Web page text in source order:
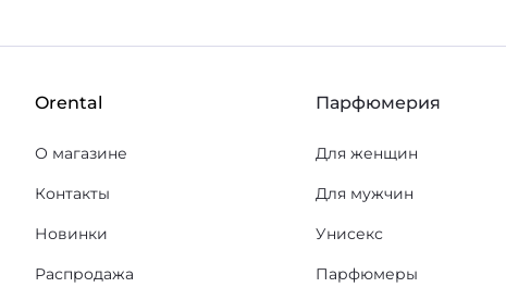
Orental
О магазине
Контакты
Новинки
Распродажа
Парфюмерия
Для женщин
Для мужчин
Унисекс
Парфюмеры